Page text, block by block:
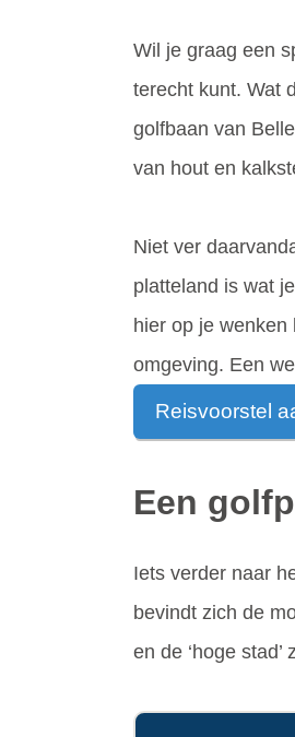
Wil je graag een
terecht kunt. Wat
golfbaan van
van hout en
Niet ver
platteland is wat
hier op je
omgeving. Een
Reisvoorstel
Een
Iets verder naar
bevindt zich de
en de ‘hoge